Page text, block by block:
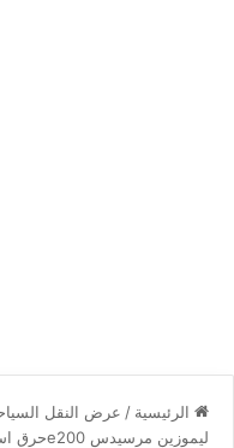
الرئيسية / عرض النقل
ليموزين مرسيدس e200حرق اسعار 01119940101